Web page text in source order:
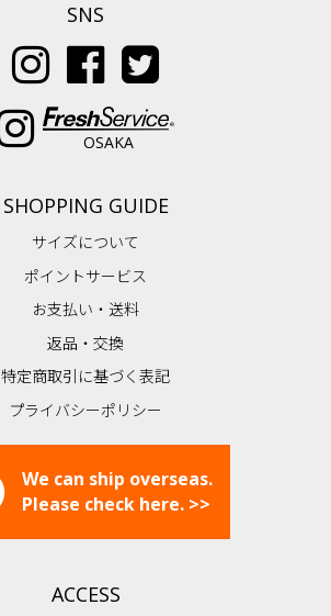
SNS
OSAKA
SHOPPING GUIDE
サイズについて
ポイントサービス
お支払い・送料
返品・交換
特定商取引に基づく表記
プライバシーポリシー
We can ship overseas.
Please check here. >>
ACCESS